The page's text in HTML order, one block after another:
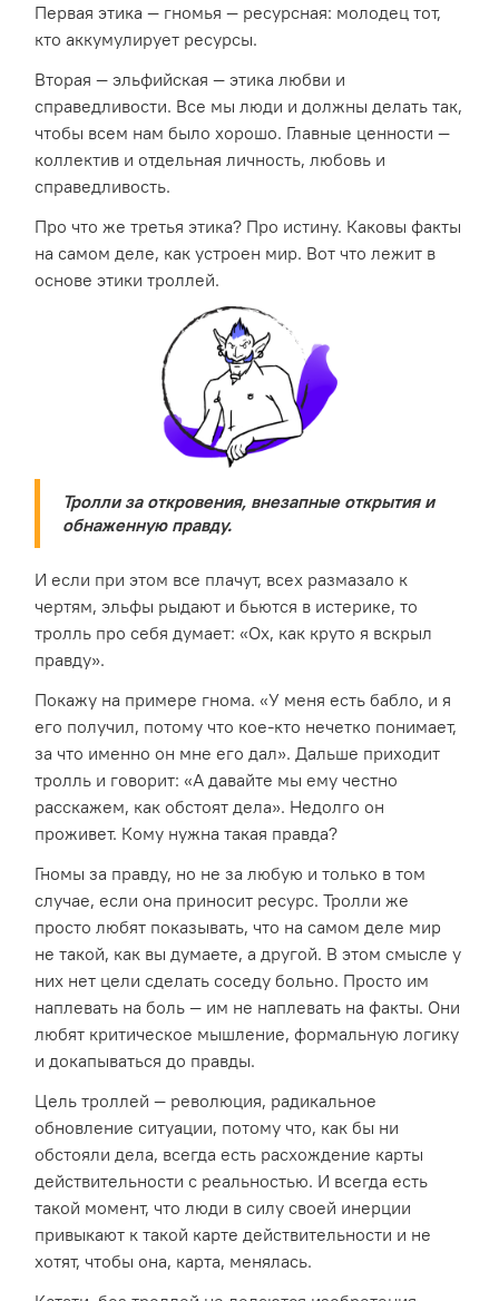
Первая этика — гномья — ресурсная: молодец тот,
кто аккумулирует ресурсы.
Вторая — эльфийская — этика любви и
справедливости. Все мы люди и должны делать так,
чтобы всем нам было хорошо. Главные ценности —
коллектив и отдельная личность, любовь и
справедливость.
Про что же третья этика? Про истину. Каковы факты
на самом деле, как устроен мир. Вот что лежит в
основе этики троллей.
Тролли за откровения, внезапные открытия и
обнаженную правду.
И если при этом все плачут, всех размазало к
чертям, эльфы рыдают и бьются в истерике, то
тролль про себя думает: «Ох, как круто я вскрыл
правду».
Покажу на примере гнома. «У меня есть бабло, и я
его получил, потому что кое-кто нечетко понимает,
за что именно он мне его дал». Дальше приходит
тролль и говорит: «А давайте мы ему честно
расскажем, как обстоят дела». Недолго он
проживет. Кому нужна такая правда?
Гномы за правду, но не за любую и только в том
случае, если она приносит ресурс. Тролли же
просто любят показывать, что на самом деле мир
не такой, как вы думаете, а другой. В этом смысле у
них нет цели сделать соседу больно. Просто им
наплевать на боль — им не наплевать на факты. Они
любят критическое мышление, формальную логику
и докапываться до правды.
Цель троллей — революция, радикальное
обновление ситуации, потому что, как бы ни
обстояли дела, всегда есть расхождение карты
действительности с реальностью. И всегда есть
такой момент, что люди в силу своей инерции
привыкают к такой карте действительности и не
хотят, чтобы она, карта, менялась.